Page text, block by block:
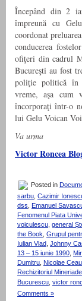
Începând din 2
împreună cu
coordonat
conducerea
ofiţeri din cadrul
Bucureşti au fost
poliţie politică în
vreme, aşa cum
încorporaţi într-o
lui Gelu Voican
Va urma
Victor Roncea
Posted in
sarbu Cazimir
dss
Emanuel
Fenomenul Piata
voiculescu general
the Book Grupul
Iulian Vlad Johnny
13 – 15 iunie 1990
Dumitru Nicolae
Rechizitoriul
Bucurescu victor
Comments »